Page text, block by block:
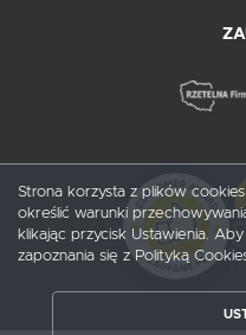
Strona korzysta z plików
określić warunki
klikając przycisk Ustawienia.
zapoznania się z Polityką